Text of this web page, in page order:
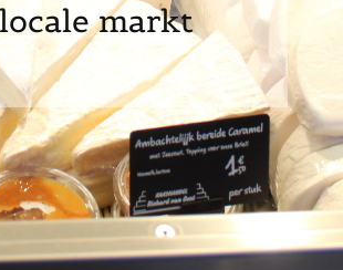
markt